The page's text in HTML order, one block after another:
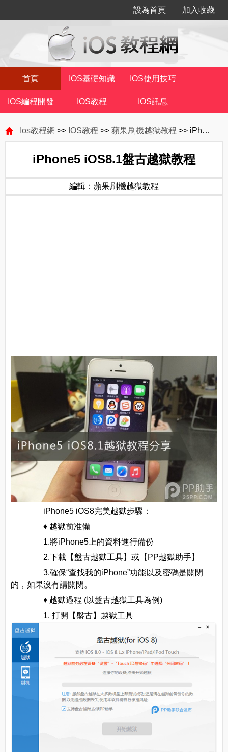
設為首頁 加入收藏
首頁 IOS基礎知識 IOS使用技巧
IOS編程開發 IOS教程 IOS訊息
Ios教程網 >> IOS教程 >> 蘋果刷機越獄教程 >> iPhone5 iOS8.1盤古越獄教程
iPhone5 iOS8.1盤古越獄教程
編輯：蘋果刷機越獄教程
iPhone5 iOS8完美越獄步驟：
♦ 越獄前准備
1.將iPhone5上的資料進行備份
2.下載【盤古越獄工具】或【PP越獄助手】
3.確保“查找我的iPhone”功能以及密碼是關閉
的，如果沒有請關閉。
♦ 越獄過程 (以盤古越獄工具為例)
1. 打開【盤古】越獄工具